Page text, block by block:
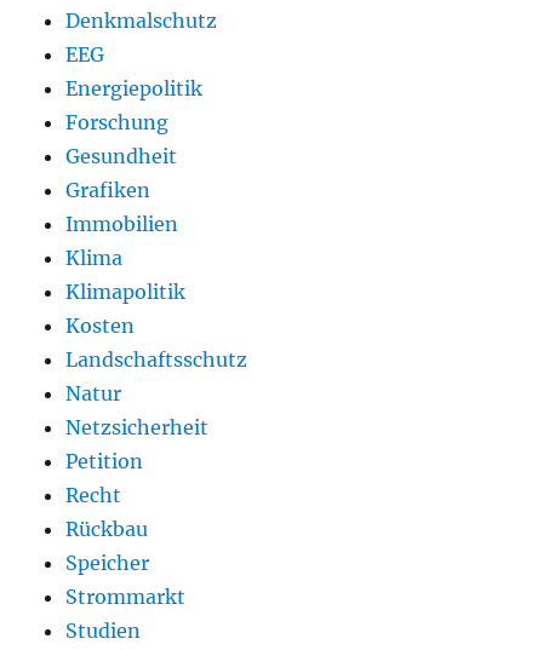
Denkmalschutz
EEG
Energiepolitik
Forschung
Gesundheit
Grafiken
Immobilien
Klima
Klimapolitik
Kosten
Landschaftsschutz
Natur
Netzsicherheit
Petition
Recht
Rückbau
Speicher
Strommarkt
Studien